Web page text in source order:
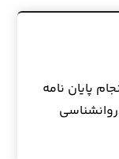
پایان نامه